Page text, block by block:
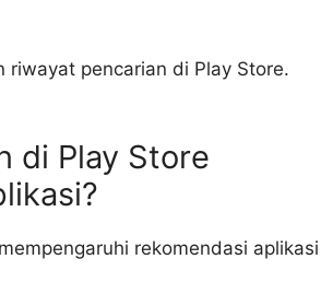
riwayat pencarian di Play Store.
di Play Store
rekomendasi aplikasi